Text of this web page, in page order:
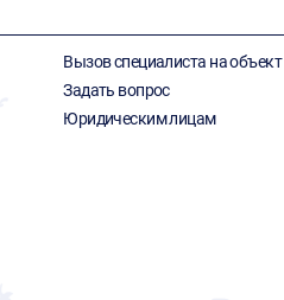
Вызов специалиста на объект
Задать вопрос
Юридическим лицам